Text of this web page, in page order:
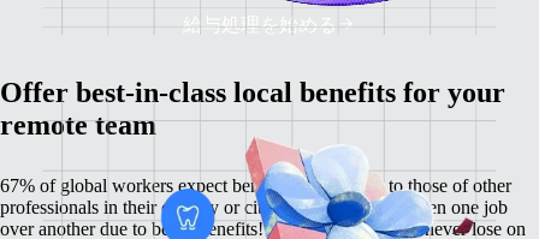
給与処理を始める
Offer best-in-class local benefits for your
remote team
67% of global workers expect benefits comparable to those of other
professionals in their country or city, and 60% have chosen one job
over another due to better benefits! With Remote, you'll never lose on